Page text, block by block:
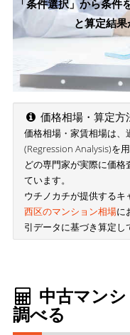
「条件選択」から条
と算定結
価格相場・算定方
価格相場・家賃相場は
(Regression Analysis)を
どの専門家が実際に価
ています。
ウチノカチが提供する
西区のマンション相場に
引データに基づき算定し
中古マン
調べる